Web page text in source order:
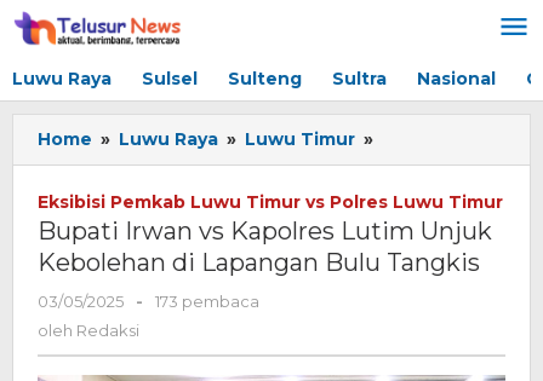
Lewati
ke
Luwu Raya Sulsel Sulteng Sultra Nasional
Home » Luwu Raya » Luwu Timur »
Irwan
Kapolres
Lutim
Unjuk
Eksibisi Pemkab Luwu Timur vs Polres Luwu Timur
Bupati Irwan vs Kapolres Lutim Unjuk
Kebolehan di Lapangan Bulu Tangkis
03/05/2025
oleh
Redaksi
-
173 pembaca
oleh Redaksi